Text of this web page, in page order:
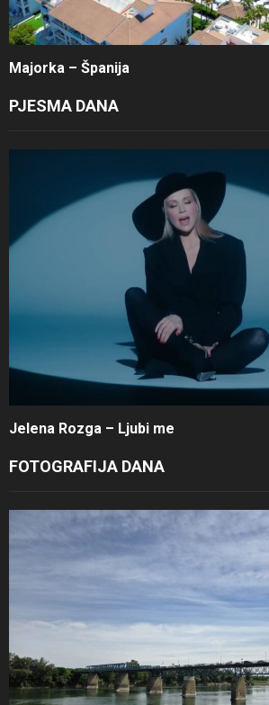
Majorka – Španija
PJESMA DANA
Jelena Rozga – Ljubi me
FOTOGRAFIJA DANA